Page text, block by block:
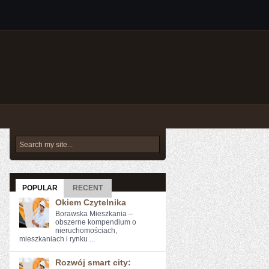
POPULAR RECENT
Okiem Czytelnika
Borawska Mieszkania –
obszerne kompendium o
nieruchomościach,
mieszkaniach i rynku ...
Rozwój smart city: